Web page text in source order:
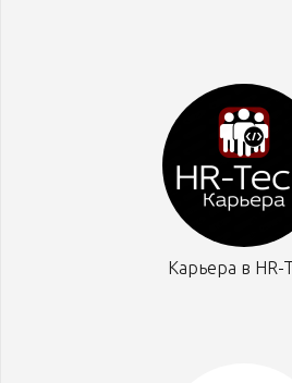
Карьера в HR-